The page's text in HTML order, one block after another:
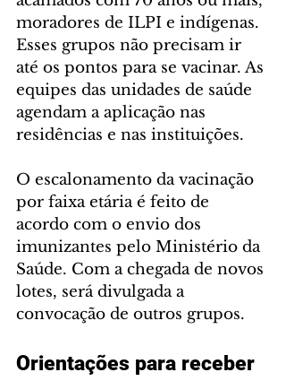
moradores de ILPI e indígenas.
Esses grupos não precisam ir
até os pontos para se vacinar. As
equipes das unidades de saúde
agendam a aplicação nas
residências e nas instituições.
O escalonamento da vacinação
por faixa etária é feito de
acordo com o envio dos
imunizantes pelo Ministério da
Saúde. Com a chegada de novos
lotes, será divulgada a
convocação de outros grupos.
Orientações para receber